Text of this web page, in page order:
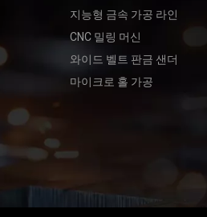
지능형 금속 가공 라인
CNC 밀링 머신
와이드 벨트 판금 샌더
마이크로 홀 가공